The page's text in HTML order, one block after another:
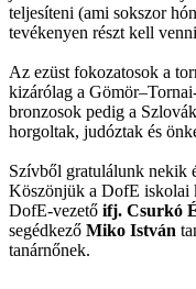
teljesíteni (ami sokszor
tevékenyen részt kell
Az ezüst fokozatosok a
kizárólag a
bronzosok pedig a
horgoltak, judóztak és
Szívből gratulálunk nekik
Köszönjük a DofE iskolai
DofE-vezető ifj. Csurkó
segédkező Miko István
tanárnőnek.